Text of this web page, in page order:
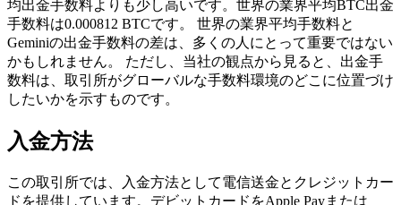
均出金手数料よりも少し高いです。世界の業界平均BTC出金
手数料は0.000812 BTCです。 世界の業界平均手数料と
Geminiの出金手数料の差は、多くの人にとって重要ではない
かもしれません。 ただし、当社の観点から見ると、出金手
数料は、取引所がグローバルな手数料環境のどこに位置づけ
したいかを示すものです。
入金方法
この取引所では、入金方法として電信送金とクレジットカー
ドを提供しています。デビットカードをApple Payまたは